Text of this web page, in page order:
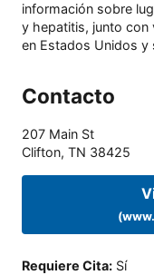
información sobre
y hepatitis, junto con
en Estados Unidos y
Contacto
207 Main St
Clifton, TN 38425
Requiere Cita: Sí